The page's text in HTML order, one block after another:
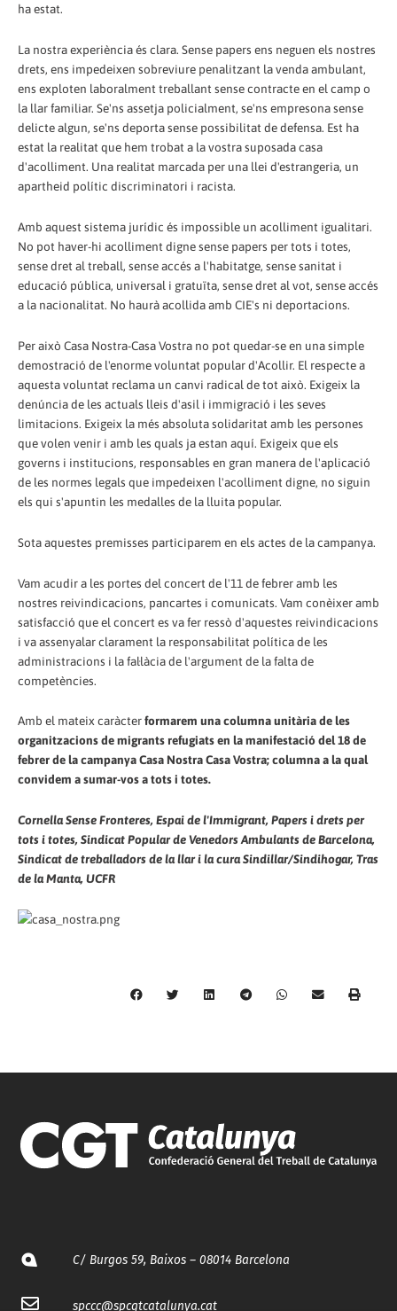
ha estat.
La nostra experiència és clara. Sense papers ens neguen els nostres
drets, ens impedeixen sobreviure penalitzant la venda ambulant,
ens exploten laboralment treballant sense contracte en el camp o
la llar familiar. Se'ns assetja policialment, se'ns empresona sense
delicte algun, se'ns deporta sense possibilitat de defensa. Est ha
estat la realitat que hem trobat a la vostra suposada casa
d'acolliment. Una realitat marcada per una llei d'estrangeria, un
apartheid polític discriminatori i racista.
Amb aquest sistema jurídic és impossible un acolliment igualitari.
No pot haver-hi acolliment digne sense papers per tots i totes,
sense dret al treball, sense accés a l'habitatge, sense sanitat i
educació pública, universal i gratuïta, sense dret al vot, sense accés
a la nacionalitat. No haurà acollida amb CIE's ni deportacions.
Per això Casa Nostra-Casa Vostra no pot quedar-se en una simple
demostració de l'enorme voluntat popular d'Acollir. El respecte a
aquesta voluntat reclama un canvi radical de tot això. Exigeix la
denúncia de les actuals lleis d'asil i immigració i les seves
limitacions. Exigeix la més absoluta solidaritat amb les persones
que volen venir i amb les quals ja estan aquí. Exigeix que els
governs i institucions, responsables en gran manera de l'aplicació
de les normes legals que impedeixen l'acolliment digne, no siguin
els qui s'apuntin les medalles de la lluita popular.
Sota aquestes premisses participarem en els actes de la campanya.
Vam acudir a les portes del concert de l'11 de febrer amb les
nostres reivindicacions, pancartes i comunicats. Vam conèixer amb
satisfacció que el concert es va fer ressò d'aquestes reivindicacions
i va assenyalar clarament la responsabilitat política de les
administracions i la fal·làcia de l'argument de la falta de
competències.
Amb el mateix caràcterformarem una columna unitària de les
organitzacions de migrants refugiats en la manifestació del 18 de
febrer de la campanya Casa Nostra Casa Vostra; columna a la qual
convidem a sumar-vos a tots i totes.
Cornella Sense Fronteres, Espai de l'Immigrant, Papers i drets per
tots i totes, Sindicat Popular de Venedors Ambulants de Barcelona,
Sindicat de treballadors de la llar i la cura Sindillar/Sindihogar, Tras
de la Manta, UCFR
C/ Burgos 59, Baixos – 08014 Barcelona
spccc@spcgtcatalunya.cat